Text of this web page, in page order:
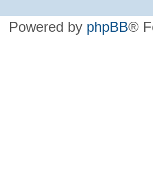
Powered by phpBB®